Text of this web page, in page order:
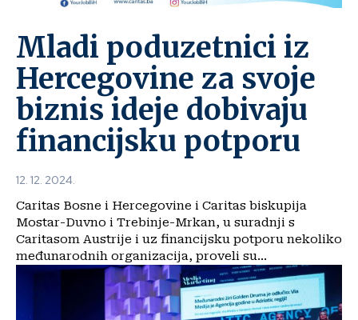
Mladi poduzetnici iz
Hercegovine za svoje
biznis ideje dobivaju
financijsku potporu
12. 12. 2024.
Caritas Bosne i Hercegovine i Caritas biskupija
Mostar-Duvno i Trebinje-Mrkan, u suradnji s
Caritasom Austrije i uz financijsku potporu nekoliko
međunarodnih organizacija, proveli su...